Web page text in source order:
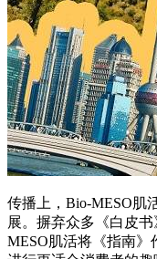
传播上，Bio-MESO肌
展。摒弃众多《白皮
MESO肌活将《指南